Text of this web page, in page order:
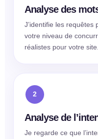
Analyse des
J’identifie les requêtes
votre niveau de
réalistes pour votre site.
Analyse de
Je regarde ce que